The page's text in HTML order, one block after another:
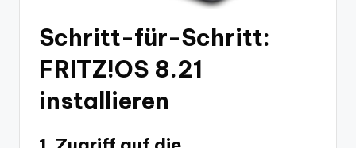
Schritt-für-Schritt:
FRITZ!OS 8.21
installieren